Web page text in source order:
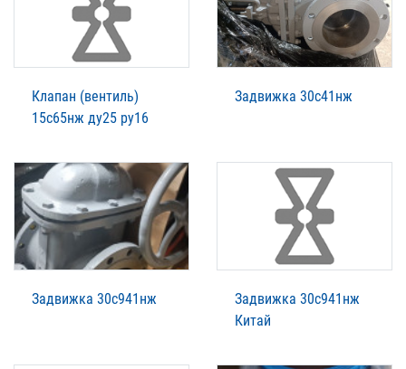
Клапан (вентиль)
15с65нж ду25 ру16
Задвижка 30с41нж
Задвижка 30с941нж
Задвижка 30с941нж
Китай